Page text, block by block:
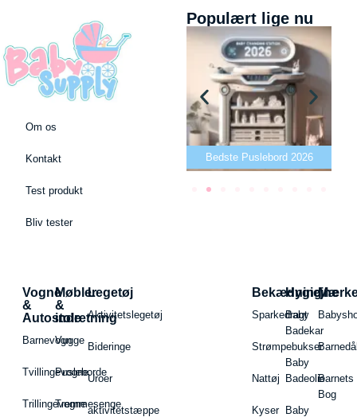
Om os
Kontakt
Test produkt
Bliv tester
Populært lige nu
Bedste Bidering 2026 Bedste Puslebord 2026
Vogne
&
Autostole
Barnevogn
Tvillingevogne
Trillingevogne
Møbler
&
indretning
Vugge
Pusleborde
Tremmesenge
Legetøj
Aktivitetslegetøj
Bideringe
Uroer
aktivitetstæppe
Bekædning
Sparkedragt
Strømpebukser
Nattøj
Kyser
Hygiejne
Baby
Badekar
Baby
Badeolie
Baby
Barnets
Bog